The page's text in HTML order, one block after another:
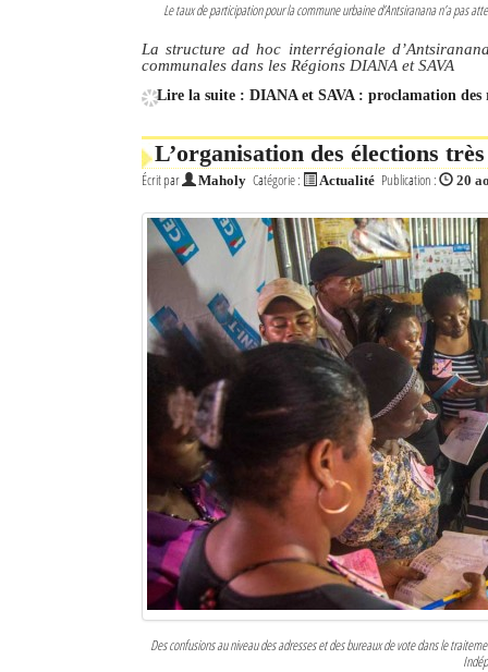
Le taux de participation pour la commune urbaine d’Antsiranana n’a pas
La structure ad hoc interrégionale
communales dans les Régions DIANA et SAVA
Lire la suite : DIANA et SAVA : proclamation des
L’organisation des élections
Écrit par Maholy Catégorie : Actualité Publication : 20
Des confusions au niveau des adresses et des bureaux de vote dans le